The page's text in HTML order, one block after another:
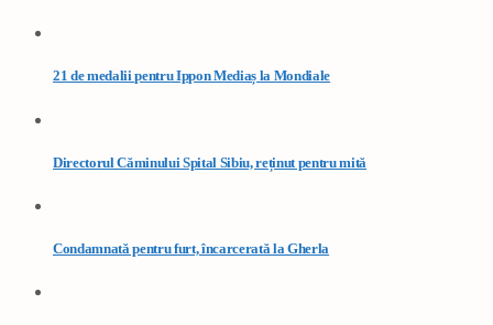
21 de medalii pentru Ippon Mediaș la Mondiale
Directorul Căminului Spital Sibiu, reținut pentru mită
Condamnată pentru furt, încarcerată la Gherla